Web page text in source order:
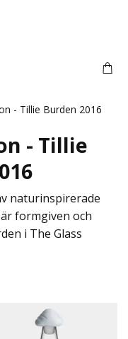
- Tillie Burden 2016
- Tillie
naturinspirerade
formgiven och
i The Glass